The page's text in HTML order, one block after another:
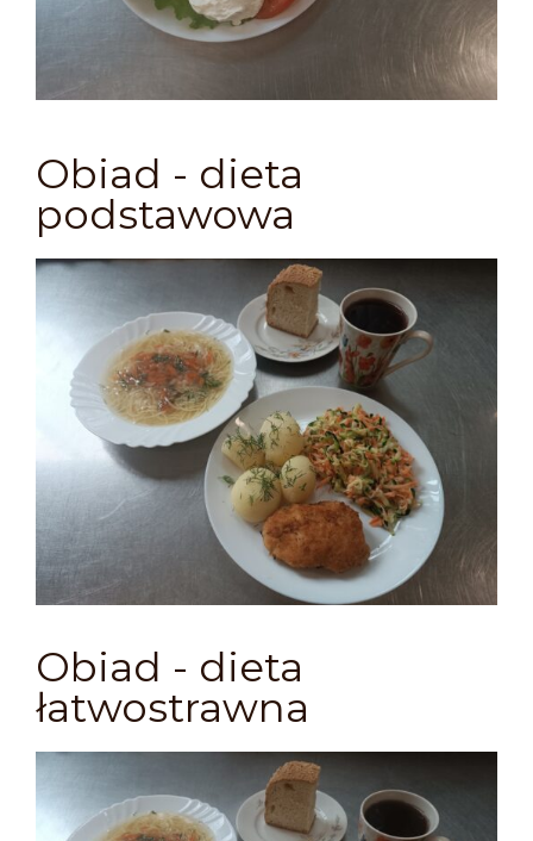
Obiad - dieta
podstawowa
Obiad - dieta
łatwostrawna